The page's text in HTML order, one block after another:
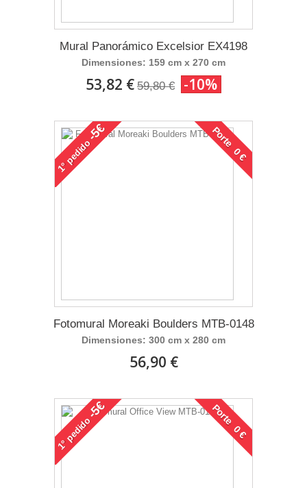
Mural Panorámico Excelsior EX4198
Dimensiones: 159 cm x 270 cm
53,82 € 59,80 € -10%
1°
pedido
-5€ Porte 0 €
Fotomural Moreaki Boulders MTB-0148
Dimensiones: 300 cm x 280 cm
56,90 €
1°
pedido
-5€ Porte 0 €